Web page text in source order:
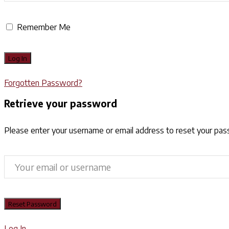
Remember Me
Forgotten Password?
Retrieve your password
Please enter your username or email address to reset your